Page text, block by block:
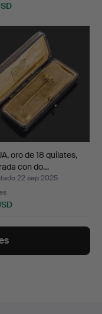
oro de 18 quilates,
con do…
22 sep 2025